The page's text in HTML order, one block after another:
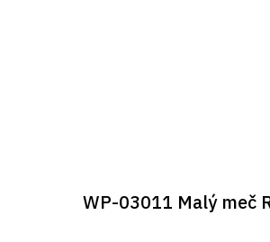
WP-03011 Malý meč